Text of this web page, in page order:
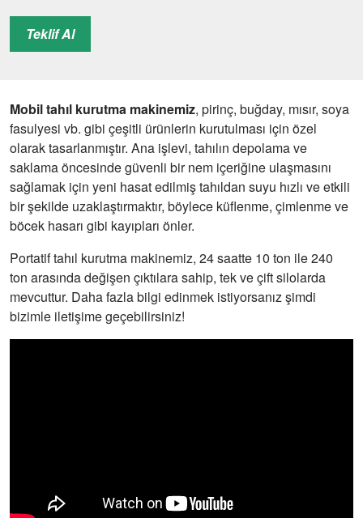
Teklif Al
Mobil tahıl kurutma makinemiz, pirinç, buğday, mısır, soya
fasulyesi vb. gibi çeşitli ürünlerin kurutulması için özel
olarak tasarlanmıştır. Ana işlevi, tahılın depolama ve
saklama öncesinde güvenli bir nem içeriğine ulaşmasını
sağlamak için yeni hasat edilmiş tahıldan suyu hızlı ve etkili
bir şekilde uzaklaştırmaktır, böylece küflenme, çimlenme ve
böcek hasarı gibi kayıpları önler.
Portatif tahıl kurutma makinemiz, 24 saatte 10 ton ile 240
ton arasında değişen çıktılara sahip, tek ve çift silolarda
mevcuttur. Daha fazla bilgi edinmek istiyorsanız şimdi
bizimle iletişime geçebilirsiniz!